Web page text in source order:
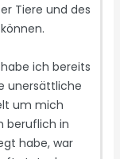
Tiere und des
ich bereits
unersättliche
um mich
beruflich in
habe, war